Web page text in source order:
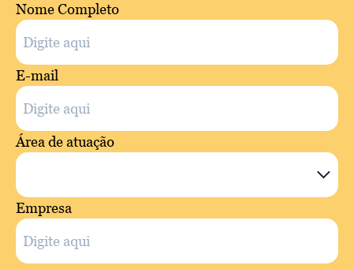
Nome Completo
E-mail
Área de atuação
Empresa